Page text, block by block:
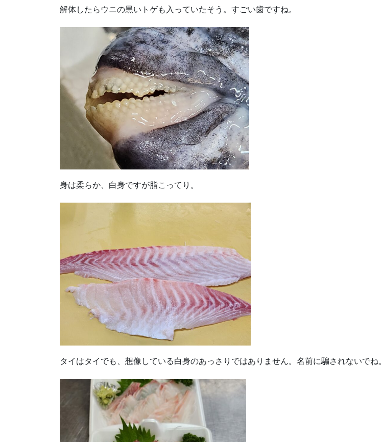
解体したらウニの黒いトゲも入っていたそう。すごい歯ですね。
身は柔らか、白身ですが脂こってり。
タイはタイでも、想像している白身のあっさりではありません。名前に騙されないでね。